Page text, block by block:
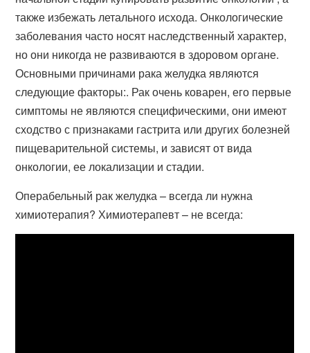
также избежать летального исхода. Онкологические
заболевания часто носят наследственный характер,
но они никогда не развиваются в здоровом органе.
Основными причинами рака желудка являются
следующие факторы:. Рак очень коварен, его первые
симптомы не являются специфическими, они имеют
сходство с признаками гастрита или других болезней
пищеварительной системы, и зависят от вида
онкологии, ее локализации и стадии.
Операбельный рак желудка – всегда ли нужна
химиотерапия? Химиотерапевт – не всегда: